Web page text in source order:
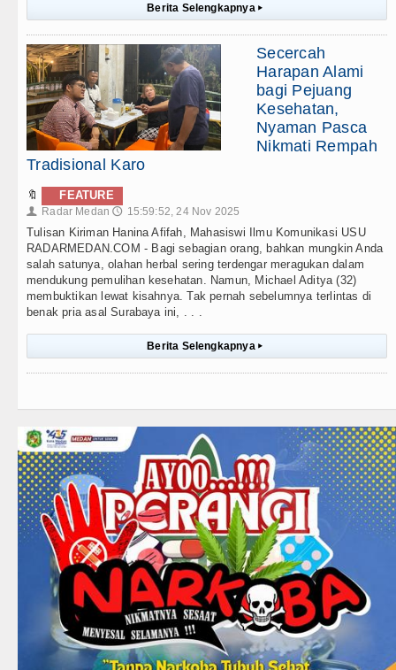
Berita Selengkapnya ▸
Secercah
Harapan Alami
bagi Pejuang
Kesehatan,
Nyaman Pasca
Nikmati Rempah
Tradisional Karo
🔖 FEATURE
👤 Radar Medan 🕔 15:59:52, 24 Nov 2025
Tulisan Kiriman Hanina Afifah, Mahasiswi Ilmu Komunikasi USU
RADARMEDAN.COM - Bagi sebagian orang, bahkan mungkin Anda
salah satunya, olahan herbal sering terdengar meragukan dalam
mendukung pemulihan kesehatan. Namun, Michael Aditya (32)
membuktikan lewat kisahnya. Tak pernah sebelumnya terlintas di
benak pria asal Surabaya ini, . . .
Berita Selengkapnya ▸